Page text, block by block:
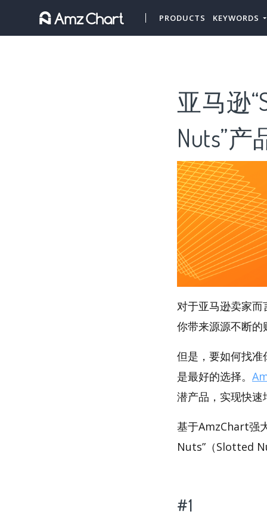
PRODUCTS KEYWORDS
亚马逊
Nuts”产
对于亚马逊卖家
你带来源源不断的
但是，要如何找
是最好的选择。
潜产品，实现快速
基于AmzChart强
Nuts”（Slotted
#1